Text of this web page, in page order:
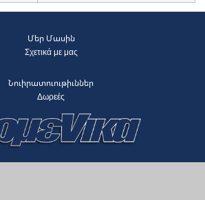
Մեր Մասին
Σχετικά με μας
Նուիրատուութիւններ
Δωρεές